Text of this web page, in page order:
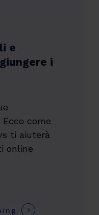
e
i
come
ti aiuterà
online